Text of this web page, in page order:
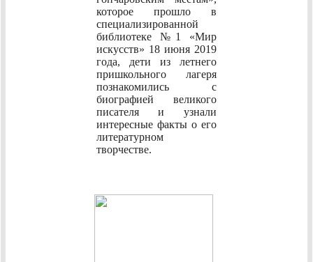
которое прошло в
специализированной
библиотеке №1 «Мир
искусств» 18 июня 2019
года, дети из летнего
пришкольного лагеря
познакомились с
биографией великого
писателя и узнали
интересные факты о его
литературном
творчестве.